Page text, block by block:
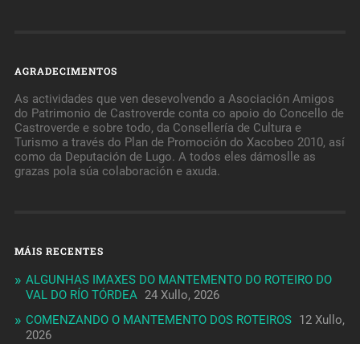
AGRADECIMENTOS
As actividades que ven desevolvendo a Asociación Amigos
do Patrimonio de Castroverde conta co apoio do Concello de
Castroverde e sobre todo, da Consellería de Cultura e
Turismo a través do Plan de Promoción do Xacobeo 2010, así
como da Deputación de Lugo. A todos eles dámoslle as
grazas pola súa colaboración e axuda.
MÁIS RECENTES
ALGUNHAS IMAXES DO MANTEMENTO DO ROTEIRO DO
VAL DO RÍO TÓRDEA 24 Xullo, 2026
COMENZANDO O MANTEMENTO DOS ROTEIROS 12 Xullo,
2026